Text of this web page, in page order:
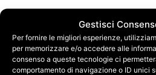
Gestisci
Per fornire le migliori esperienze,
per memorizzare e/o accedere alle
consenso a queste tecnologie ci
comportamento di navigazione o ID unici
Materiali e design
Synedil si distingue per
prima sceltae